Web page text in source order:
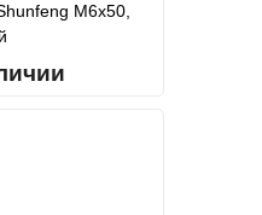
M6x50,